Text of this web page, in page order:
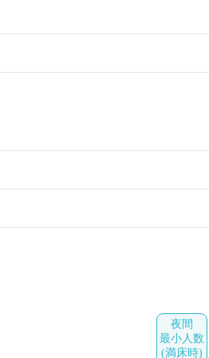
夜間
最小人数
(満床時)